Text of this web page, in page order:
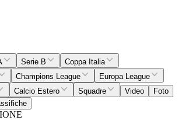
Serie B
Coppa Italia
Champions League
Europa League
Calcio Estero Squadre Video
Foto